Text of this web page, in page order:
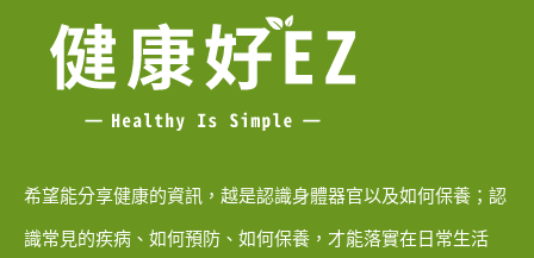
希望能分享健康的資訊，越是認識身體器官以及如何保養；認
識常見的疾病、如何預防、如何保養，才能落實在日常生活